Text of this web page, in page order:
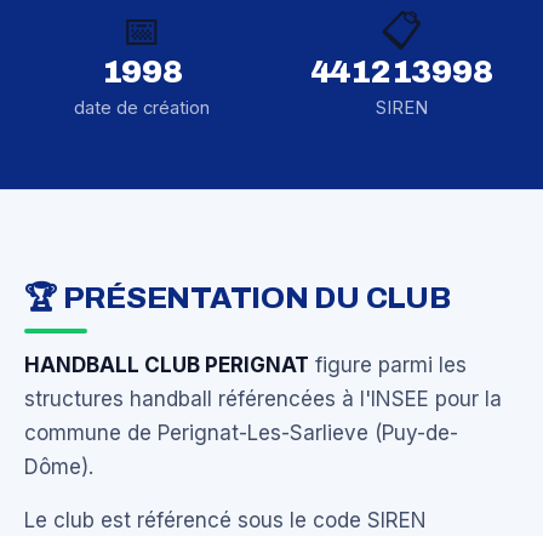
📅
1998
date de création
📋
441213998
SIREN
🏆 PRÉSENTATION DU CLUB
HANDBALL CLUB PERIGNAT figure parmi les
structures handball référencées à l'INSEE pour la
commune de Perignat-Les-Sarlieve (Puy-de-
Dôme).
Le club est référencé sous le code SIREN